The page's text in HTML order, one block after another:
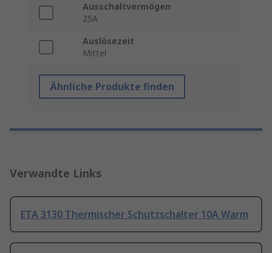
Ausschaltvermögen
25A
Auslösezeit
Mittel
Ähnliche Produkte finden
Verwandte Links
ETA 3130 Thermischer Schutzschalter 10A Warm